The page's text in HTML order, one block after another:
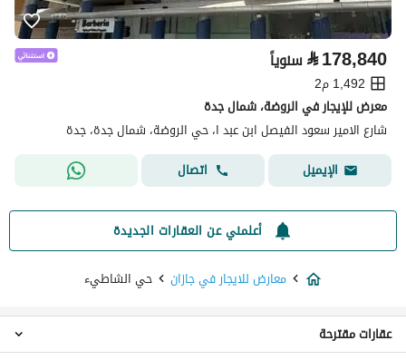
⃁178,840 سنوياً
1,492 م2
معرض للإيجار في الروضة، شمال جدة
شارع الامير سعود الفيصل ابن عبد ا، حي الروضة، شمال جدة، جدة
الإيميل
اتصال
أعلمني عن العقارات الجديدة
معارض للايجار في جازان
حي الشاطيء
عقارات مقترحة